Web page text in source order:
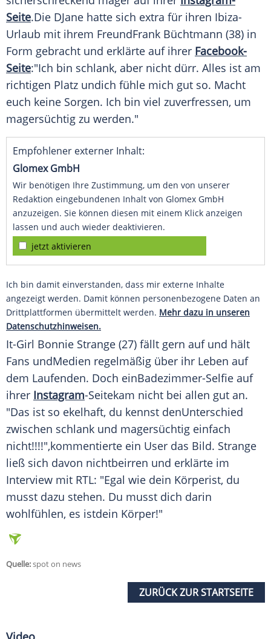
Seite.Die DJane hatte sich extra für ihren Ibiza-
Urlaub mit ihrem FreundFrank Büchtmann (38) in
Form gebracht und erklärte auf ihrer Facebook-
Seite:"Ich bin schlank, aber nicht dürr. Alles ist am
richtigen Platz undich fühle mich gut so. Macht
euch keine Sorgen. Ich bin viel zuverfressen, um
magersüchtig zu werden."
Empfohlener externer Inhalt:
Glomex GmbH
Wir benötigen Ihre Zustimmung, um den von unserer
Redaktion eingebundenen Inhalt von Glomex GmbH
anzuzeigen. Sie können diesen mit einem Klick anzeigen
lassen und auch wieder deaktivieren.
jetzt aktivieren
Ich bin damit einverstanden, dass mir externe Inhalte
angezeigt werden. Damit können personenbezogene Daten an
Drittplattformen übermittelt werden. Mehr dazu in unseren
Datenschutzhinweisen.
It-Girl Bonnie Strange (27) fällt gern auf und hält
Fans undMedien regelmäßig über ihr Leben auf
dem Laufenden. Doch einBadezimmer-Selfie auf
ihrer Instagram-Seitekam nicht bei allen gut an.
"Das ist so ekelhaft, du kennst denUnterschied
zwischen schlank und magersüchtig einfach
nicht!!!!",kommentierte ein User das Bild. Strange
ließ sich davon nichtbeirren und erklärte im
Interview mit RTL: "Egal wie dein Körperist, du
musst dazu stehen. Du musst dich darin
wohlfühlen, es istdein Körper!"
Quelle:spot on news
ZURÜCK ZUR STARTSEITE